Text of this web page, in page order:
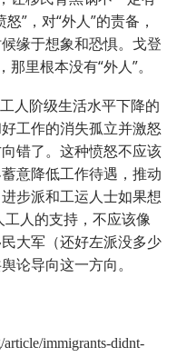
”，对“外人”的责备，
缘于想象和恐惧。戈登
里根本没有“外人”。
人阶级生活水平下降的
工作的消失孤立并激怒
错了。这种愤怒不应该
意降低工作待遇，推动
步派和工运人士如果想
人的支持，不应该像
大军（还好左派没多少
论导向这一方向。
immigrants-didnt-